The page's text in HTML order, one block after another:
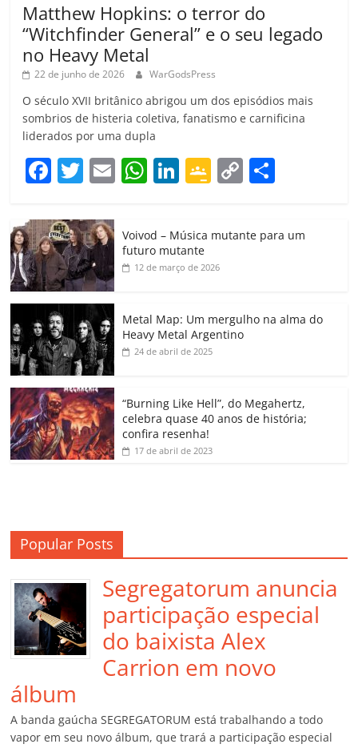
Matthew Hopkins: o terror do
“Witchfinder General” e o seu legado
no Heavy Metal
22 de junho de 2026 WarGodsPress
O século XVII britânico abrigou um dos episódios mais
sombrios de histeria coletiva, fanatismo e carnificina
liderados por uma dupla
F
c
e
b
o
o
k
T
itt
er
E
ai
W
at
s
A
p
Li
k
e
dI
G
gl
e
a
ss
o
m
C
y
k
p
h
Voivod – Música mutante para um
futuro mutante
12 de março de 2026
Metal Map: Um mergulho na alma do
Heavy Metal Argentino
24 de abril de 2025
“Burning Like Hell”, do Megahertz,
celebra quase 40 anos de história;
confira resenha!
17 de abril de 2023
Popular Posts
Segregatorum anuncia
participação especial
do baixista Alex
Carrion em novo
álbum
A banda gaúcha SEGREGATORUM está trabalhando a todo
vapor em seu novo álbum, que trará a participação especial